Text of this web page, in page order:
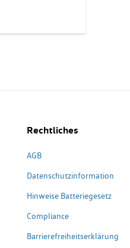
Rechtliches
AGB
Datenschutzinformation
Hinweise Batteriegesetz
Compliance
Barrierefreiheitserklärung